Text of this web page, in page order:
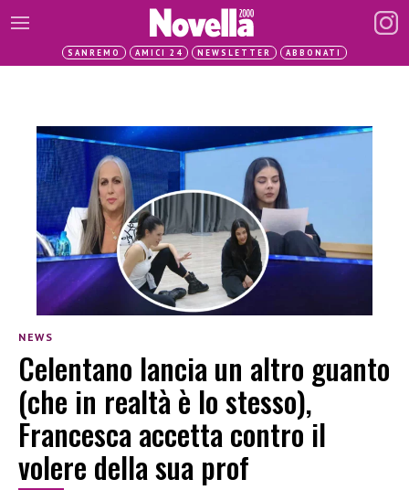
SANREMO AMICI 24 NEWSLETTER ABBONATI
NEWS
Celentano lancia un altro guanto
(che in realtà è lo stesso),
Francesca accetta contro il
volere della sua prof